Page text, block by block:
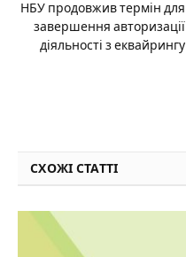
НБУ продовжив термін для
завершення авторизації
діяльності з еквайрингу
СХОЖІ СТАТТІ